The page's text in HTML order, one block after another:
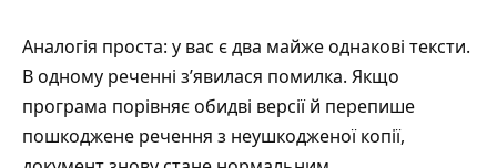
Аналогія проста: у вас є два майже однакові тексти.
В одному реченні з’явилася помилка. Якщо
програма порівняє обидві версії й перепише
пошкоджене речення з неушкодженої копії,